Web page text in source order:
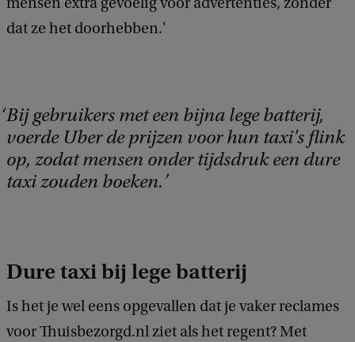
mensen extra gevoelig voor advertenties, zonder
dat ze het doorhebben.'
Bij gebruikers met een bijna lege batterij,
voerde Uber de prijzen voor hun taxi's flink
op, zodat mensen onder tijdsdruk een dure
taxi zouden boeken.
Dure taxi bij lege batterij
Is het je wel eens opgevallen dat je vaker reclames
voor Thuisbezorgd.nl ziet als het regent? Met